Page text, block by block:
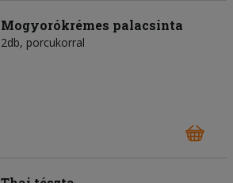
Mogyorókrémes palacsinta
2db, porcukorral